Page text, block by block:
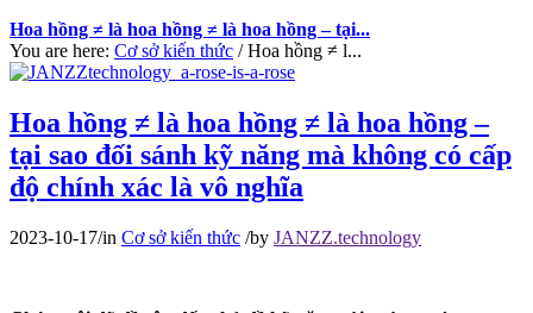
Hoa hồng ≠ là hoa hồng ≠ là hoa hồng – tại...
You are here: Cơ sở kiến thức / Hoa hồng ≠ l...
Hoa hồng ≠ là hoa hồng ≠ là hoa hồng –
tại sao đối sánh kỹ năng mà không có cấp
độ chính xác là vô nghĩa
2023-10-17/in Cơ sở kiến thức /by JANZZ.technology